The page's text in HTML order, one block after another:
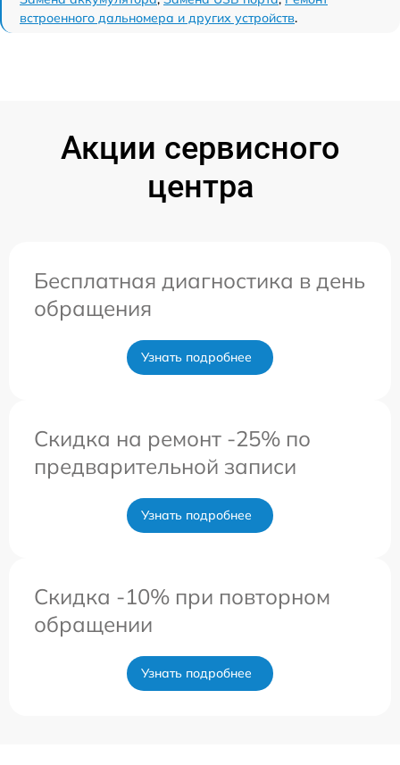
встроенного дальномера и других устройств.
Акции сервисного
центра
Бесплатная диагностика в день
обращения
Узнать подробнее
Скидка на ремонт -25% по
предварительной записи
Узнать подробнее
Скидка -10% при повторном
обращении
Узнать подробнее